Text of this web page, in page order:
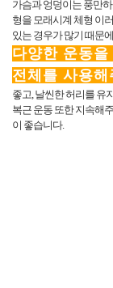
가슴과 엉덩이는 풍만
형을 모래시계 체형 이
있는 경우가 많기 때문
다양한 운동
전체를 사용
좋고, 날씬한 허리를 유
복근 운동 또한 지속해
이 좋습니다.